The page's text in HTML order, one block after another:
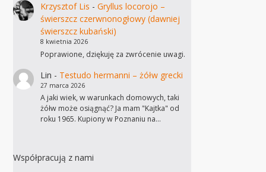
Krzysztof Lis - Gryllus locorojo –
świerszcz czerwnonogłowy (dawniej
świerszcz kubański)
8 kwietnia 2026
Poprawione, dziękuję za zwrócenie uwagi.
Lin - Testudo hermanni – żółw grecki
27 marca 2026
A jaki wiek, w warunkach domowych, taki
żółw może osiągnąć? Ja mam "Kajtka" od
roku 1965. Kupiony w Poznaniu na…
Współpracują z nami